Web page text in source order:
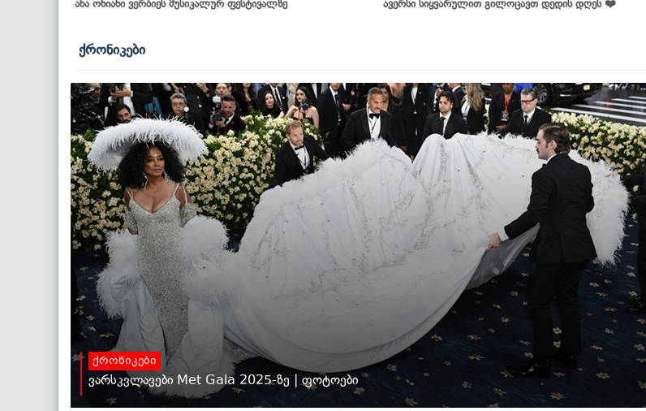
ანა ონიანი ვერბიეს მუსიკალურ ფესტივალზე ავერსი სიყვარულით გილოცავთ დედის დღეს ❤️
ქრონიკები
ქრონიკები
ვარსკვლავები Met Gala 2025-ზე | ფოტოები